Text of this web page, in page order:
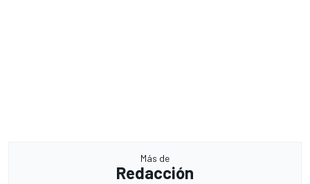
Más de
Redacción